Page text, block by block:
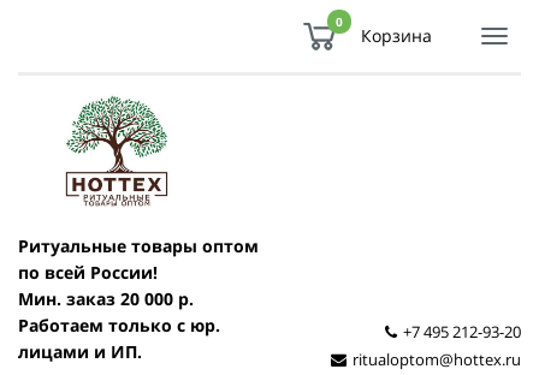
0
Корзина
Ритуальные товары оптом
по всей России!
Мин. заказ 20 000 р.
Работаем только с юр.
лицами и ИП.
+7 495 212-93-20
ritualoptom@hottex.ru